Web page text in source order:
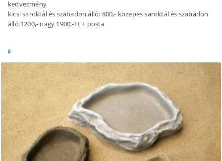
kedvezmény
kicsi saroktál és szabadon álló: 800,- közepes saroktál és szabadon
álló 1200,- nagy 1900,-Ft + posta